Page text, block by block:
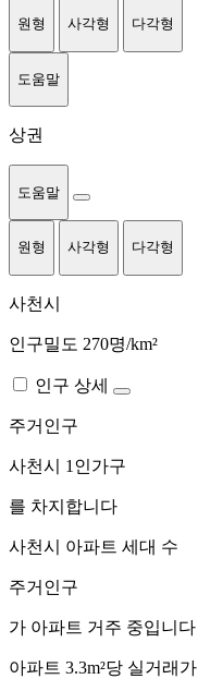
원형 사각형 다각형
도움말
상권
도움말
원형 사각형 다각형
사천시
인구밀도 270명/km²
인구 상세
주거인구
사천시 1인가구
를 차지합니다
사천시 아파트 세대 수
주거인구
가 아파트 거주 중입니다
아파트 3.3m²당 실거래가